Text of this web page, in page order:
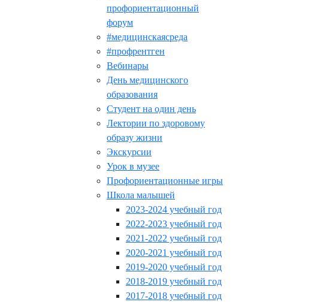
профориентационный
форум
#медицинскаясреда
#профрентген
Вебинары
День медицинского
образования
Студент на один день
Лектории по здоровому
образу жизни
Экскурсии
Урок в музее
Профориентационные игры
Школа малышей
2023-2024 учебный год
2022-2023 учебный год
2021-2022 учебный год
2020-2021 учебный год
2019-2020 учебный год
2018-2019 учебный год
2017-2018 учебный год